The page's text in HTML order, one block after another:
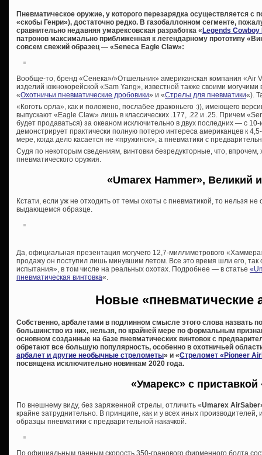
Пневматическое оружие, у которого перезарядка осуществляется
«скобы Генри»), достаточно редко. В газобаллонном сегменте,
сравнительно недавняя умарексовская разработка « Legends Cowboy
патронов максимально приближенная к легендарному прототипу
совсем свежий образец — «Seneca Eagle Claw»:
Вообще-то, бренд «Сенека»/»Отшельник» американская компания «Air
изделий южнокорейской «Sam Yang», известной также своими
«Охотничьи пневматические дробовики» и «Стрелы для пневматики«).
«Коготь орла», как и положено, послабее драконьего :)), имеющего
выпускают «Eagle Claw» лишь в классических .177, .22 и .25. Причем
будет продаваться) за океаном исключительно в двух последних — с
демонстрирует практически полную потерю интереса американцев к
мере, когда дело касается не «пружинок», а пневматики с
Судя по некоторым сведениям, винтовки безредукторные, что, впрочем,
пневматического оружия.
«Umarex Hammer», Великий
Кстати, если уж не отходить от темы охоты с пневматикой, то нельзя
выдающемся образце.
Да, официальная презентация могучего 12,7-миллиметрового
продажу он поступил лишь минувшим летом. Все это время шли его, так
испытания», в том числе на реальных охотах. Подробнее — в статье
пневматическая винтовка«.
Новые «пневматические
Собственно, арбалетами в подлинном смысле этого слова назвать
большинство из них, нельзя, по крайней мере по формальным
основном созданные на базе пневматических винтовок с
обретают все большую популярность, особенно в охотничьей
арбалет и другие необычные стрелометы» и «Стреломет «Pioneer
посвящена исключительно новинкам 2020 года.
«Умарекс» с приставкой
По внешнему виду, без заряженной стрелы, отличить «Umarex
крайне затруднительно. В принципе, как и у всех иных производителей,
образцы пневматики с предварительной накачкой.
По официальным данным скорость 350-гранового фирменного болта